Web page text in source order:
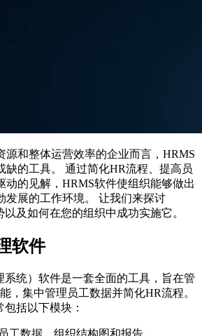
源和整体运营效率的企业而言，HRMS
缺的工具。 通过简化HR流程、提高员
动的见解，HRMS软件使组织能够做出
发展的工作环境。 让我们来探讨
及如何在您的组织中成功实施它。
软件
系统）软件是一套全面的工具，旨在管
，集中管理员工数据并简化HR流程。
括以下模块：
工数据、组织结构图和报告。